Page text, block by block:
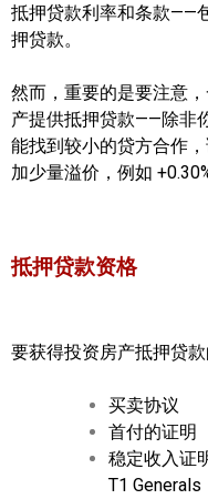
抵押贷款利率和条款——
押贷款。
然而，重要的是要注意
产提供抵押贷款——除非
能找到较小的贷方合作
加少量溢价，例如 +0.30%
抵押贷款资格
要获得投资房产抵押贷
买卖协议
首付的证明
稳定收入证
T1